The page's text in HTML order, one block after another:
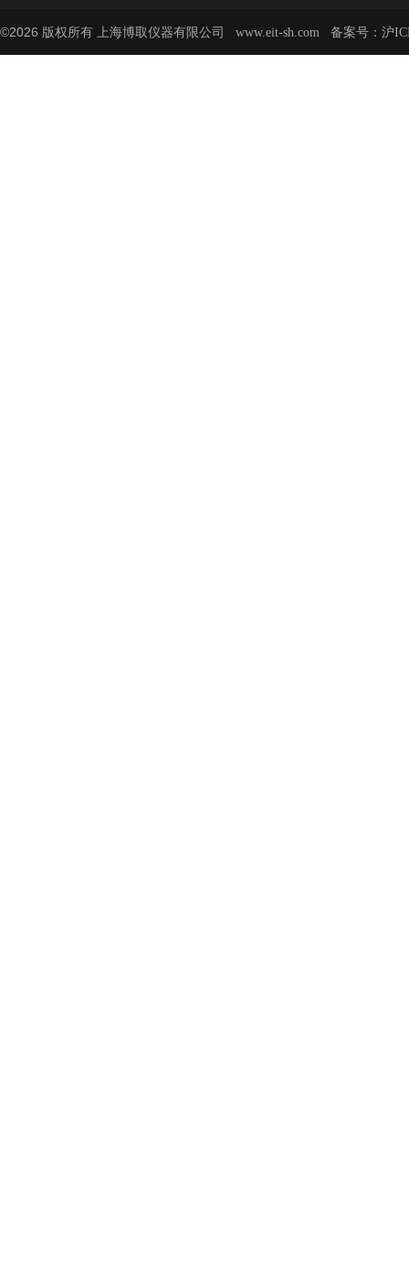
©2026 版权所有 上海博取仪器有限公司 www.eit-sh.com 备案号： 沪